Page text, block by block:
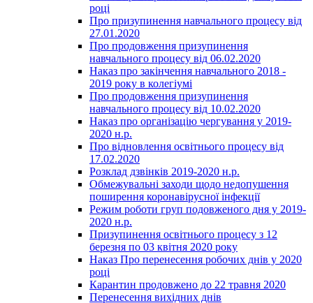
році
Про призупинення навчального процесу від
27.01.2020
Про продовження призупинення
навчального процесу від 06.02.2020
Наказ про закінчення навчального 2018 -
2019 року в колегіумі
Про продовження призупинення
навчального процесу від 10.02.2020
Наказ про організацію чергування у 2019-
2020 н.р.
Про відновлення освітнього процесу від
17.02.2020
Розклад дзвінків 2019-2020 н.р.
Обмежувальні заходи щодо недопушення
поширення коронавірусної інфекції
Режим роботи груп подовженого дня у 2019-
2020 н.р.
Призупинення освітнього процесу з 12
березня по 03 квітня 2020 року
Наказ Про перенесення робочих днів у 2020
році
Карантин продовжено до 22 травня 2020
Перенесення вихідних днів